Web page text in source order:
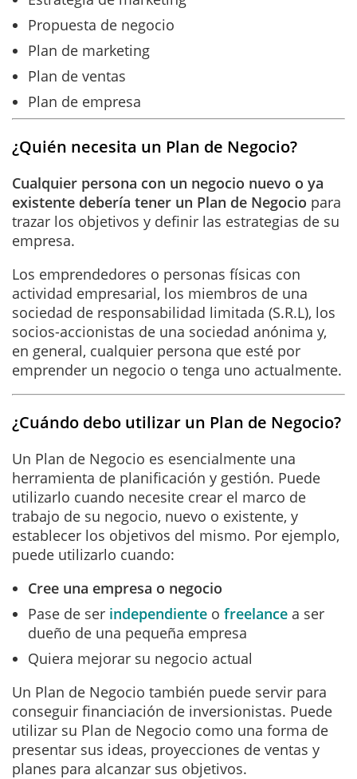
Propuesta de negocio
Plan de marketing
Plan de ventas
Plan de empresa
¿Quién necesita un Plan de Negocio?
Cualquier persona con un negocio nuevo o ya
existente debería tener un Plan de Negocio para
trazar los objetivos y definir las estrategias de su
empresa.
Los emprendedores o personas físicas con
actividad empresarial, los miembros de una
sociedad de responsabilidad limitada (S.R.L), los
socios-accionistas de una sociedad anónima y,
en general, cualquier persona que esté por
emprender un negocio o tenga uno actualmente.
¿Cuándo debo utilizar un Plan de Negocio?
Un Plan de Negocio es esencialmente una
herramienta de planificación y gestión. Puede
utilizarlo cuando necesite crear el marco de
trabajo de su negocio, nuevo o existente, y
establecer los objetivos del mismo. Por ejemplo,
puede utilizarlo cuando:
Cree una empresa o negocio
Pase de ser independiente o freelance a ser
dueño de una pequeña empresa
Quiera mejorar su negocio actual
Un Plan de Negocio también puede servir para
conseguir financiación de inversionistas. Puede
utilizar su Plan de Negocio como una forma de
presentar sus ideas, proyecciones de ventas y
planes para alcanzar sus objetivos.